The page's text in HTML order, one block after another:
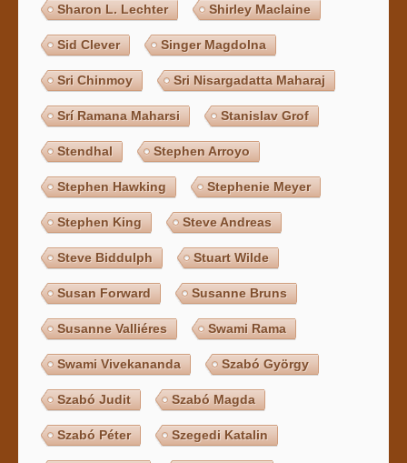
Sharon L. Lechter Shirley Maclaine
Sid Clever Singer Magdolna
Sri Chinmoy Sri Nisargadatta Maharaj
Srí Ramana Maharsi Stanislav Grof
Stendhal Stephen Arroyo
Stephen Hawking Stephenie Meyer
Stephen King Steve Andreas
Steve Biddulph Stuart Wilde
Susan Forward Susanne Bruns
Susanne Valliéres Swami Rama
Swami Vivekananda Szabó György
Szabó Judit Szabó Magda
Szabó Péter Szegedi Katalin